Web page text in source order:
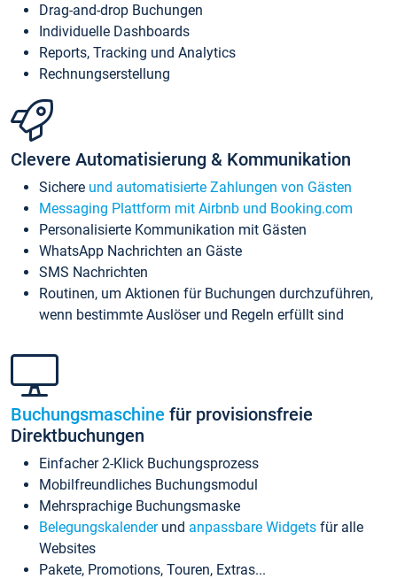
Drag-and-drop Buchungen
Individuelle Dashboards
Reports, Tracking und Analytics
Rechnungserstellung
Clevere Automatisierung & Kommunikation
Sichere und automatisierte Zahlungen von Gästen
Messaging Plattform mit Airbnb und Booking.com
Personalisierte Kommunikation mit Gästen
WhatsApp Nachrichten an Gäste
SMS Nachrichten
Routinen, um Aktionen für Buchungen durchzuführen,
wenn bestimmte Auslöser und Regeln erfüllt sind
Buchungsmaschine für provisionsfreie
Direktbuchungen
Einfacher 2-Klick Buchungsprozess
Mobilfreundliches Buchungsmodul
Mehrsprachige Buchungsmaske
Belegungskalenderund anpassbare Widgets für alle
Websites
Pakete, Promotions, Touren, Extras...